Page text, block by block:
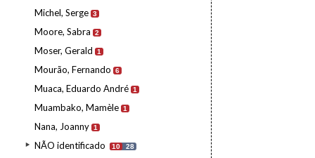
Michel, Serge 3
Moore, Sabra 2
Moser, Gerald 1
Mourão, Fernando 6
Muaca, Eduardo André 1
Muambako, Mamèle 1
Nana, Joanny 1
NÃO identificado 10 28